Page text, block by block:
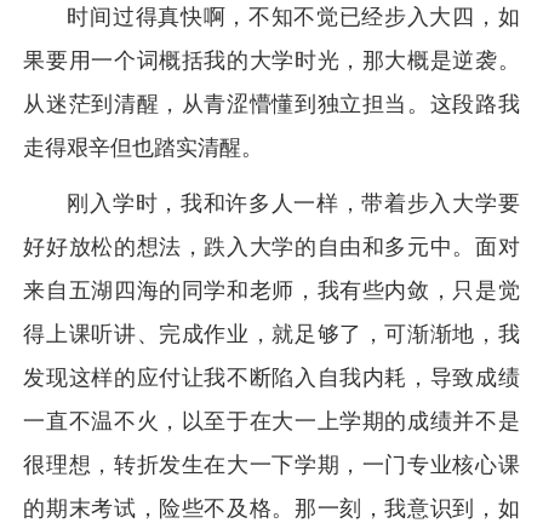
时间过得真快啊，不知不觉已经步入大四，如
果要用一个词概括我的大学时光，那大概是逆袭。
从迷茫到清醒，从青涩懵懂到独立担当。这段路我
走得艰辛但也踏实清醒。
刚入学时，我和许多人一样，带着步入大学要
好好放松的想法，跌入大学的自由和多元中。面对
来自五湖四海的同学和老师，我有些内敛，只是觉
得上课听讲、完成作业，就足够了，可渐渐地，我
发现这样的应付让我不断陷入自我内耗，导致成绩
一直不温不火，以至于在大一上学期的成绩并不是
很理想，转折发生在大一下学期，一门专业核心课
的期末考试，险些不及格。那一刻，我意识到，如